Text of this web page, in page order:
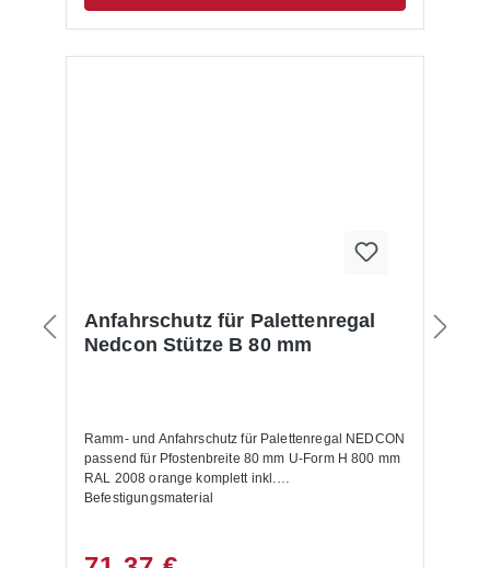
Anfahrschutz für Palettenregal
Nedcon Stütze B 80 mm
Ramm- und Anfahrschutz für Palettenregal NEDCON
passend für Pfostenbreite 80 mm U-Form H 800 mm
RAL 2008 orange komplett inkl.
Befestigungsmaterial